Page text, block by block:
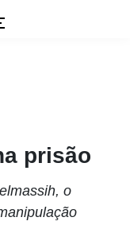
prisão
o